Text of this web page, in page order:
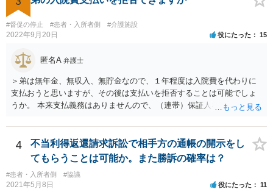
#督促の停止 #患者・入所者側 #介護施設
2022年9月20日 役にたった 15
匿名A 弁護士
＞弟は無年金、無収入、無貯金なので、１年程度は入院費を代わりに
支払おうと思いますが、その後は支払いを拒否することは可能でしょ
うか。 本来支払義務はありませんので、（連帯）保証人などにならな
4
不当利得返還請求訴訟で相手方の通帳の開示をし
てもらうことは可能か。また勝訴の確率は？
#患者・入所者側 #協議
2021年5月8日 役にたった 11